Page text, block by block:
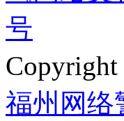
号
福州网络